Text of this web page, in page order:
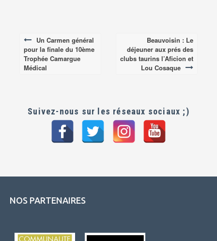
Post
navigation
Un Carmen général
pour la finale du 10ème
Trophée Camargue
Médical
Beauvoisin : Le
déjeuner aux prés des
clubs taurins l’Aficion et
Lou Cosaque
Suivez-nous sur les réseaux sociaux ;)
NOS PARTENAIRES